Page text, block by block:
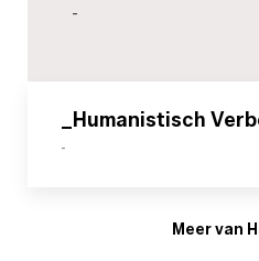
-
_Humanistisch
-
Meer van